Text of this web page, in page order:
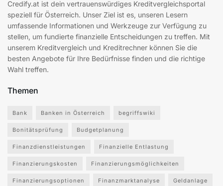
Credify.at ist dein vertrauenswürdiges Kreditvergleichsportal
speziell für Österreich. Unser Ziel ist es, unseren Lesern
umfassende Informationen und Werkzeuge zur Verfügung zu
stellen, um fundierte finanzielle Entscheidungen zu treffen. Mit
unserem Kreditvergleich und Kreditrechner können Sie die
besten Angebote für Ihre Bedürfnisse finden und die richtige
Wahl treffen.
Themen
Bank Banken in Österreich begriffswiki
Bonitätsprüfung Budgetplanung
Finanzdienstleistungen Finanzielle Entlastung
Finanzierungskosten Finanzierungsmöglichkeiten
Finanzierungsoptionen Finanzmarktanalyse Geldanlage